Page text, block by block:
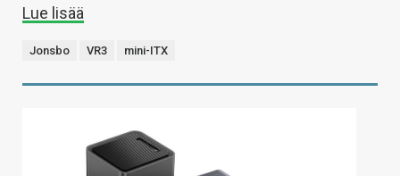
Lue lisää
Jonsbo VR3 mini-ITX